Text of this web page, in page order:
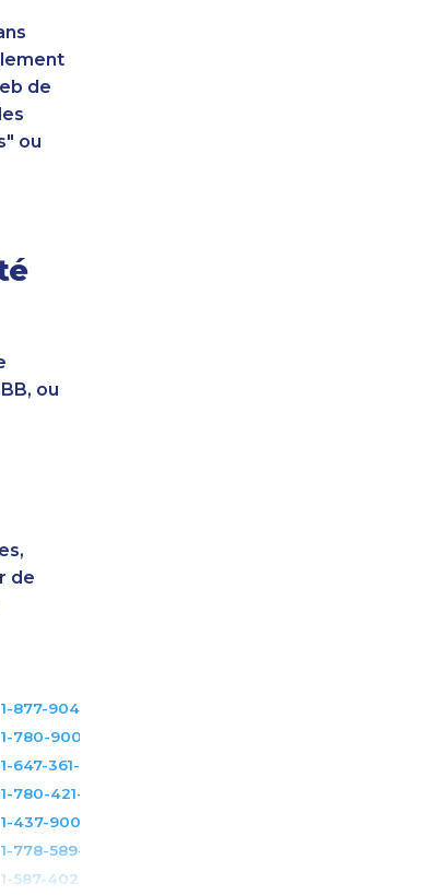
de
ou
ou
de
1-877-904-9154
1-780-900-8869
1-647-361-8628
1-780-421-0955
1-437-900-0399
1-778-589-7224
1-587-402-3751